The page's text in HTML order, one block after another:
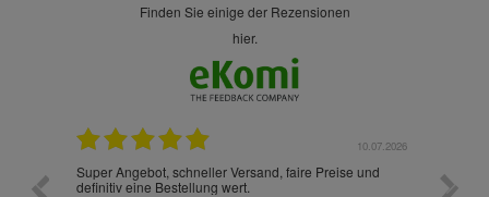
finden Sie einige der Rezensionen
hier.
28.05.2026
Ich habe zum ersten Mal aus Deutschland bestellt und
muss sagen, dass die gesamte Abwicklung, die